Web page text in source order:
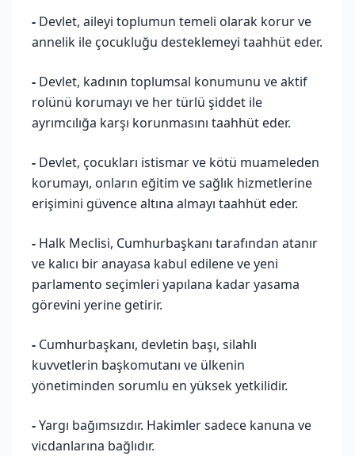
- Devlet, aileyi toplumun temeli olarak korur ve
annelik ile çocukluğu desteklemeyi taahhüt eder.
- Devlet, kadının toplumsal konumunu ve aktif
rolünü korumayı ve her türlü şiddet ile
ayrımcılığa karşı korunmasını taahhüt eder.
- Devlet, çocukları istismar ve kötü muameleden
korumayı, onların eğitim ve sağlık hizmetlerine
erişimini güvence altına almayı taahhüt eder.
- Halk Meclisi, Cumhurbaşkanı tarafından atanır
ve kalıcı bir anayasa kabul edilene ve yeni
parlamento seçimleri yapılana kadar yasama
görevini yerine getirir.
- Cumhurbaşkanı, devletin başı, silahlı
kuvvetlerin başkomutanı ve ülkenin
yönetiminden sorumlu en yüksek yetkilidir.
-Yargı bağımsızdır. Hakimler sadece kanuna ve
vicdanlarına bağlıdır.